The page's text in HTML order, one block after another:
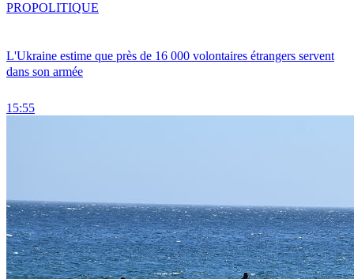
L'Ukraine estime que près de 16 000 volontaires étrangers servent
dans son armée
15:55
PROPOLITIQUE